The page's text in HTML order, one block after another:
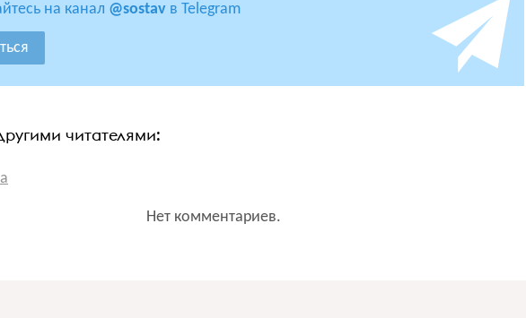
на канал @sostav в Telegram
читателями:
Нет комментариев.